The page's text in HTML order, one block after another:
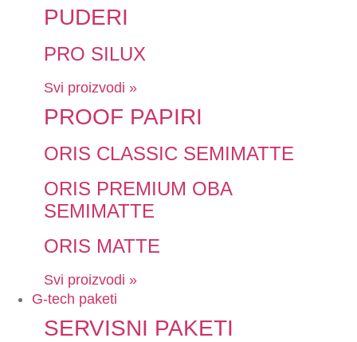
PUDERI
PRO SILUX
Svi proizvodi »
PROOF PAPIRI
ORIS CLASSIC SEMIMATTE
ORIS PREMIUM OBA
SEMIMATTE
ORIS MATTE
Svi proizvodi »
G-tech paketi
SERVISNI PAKETI